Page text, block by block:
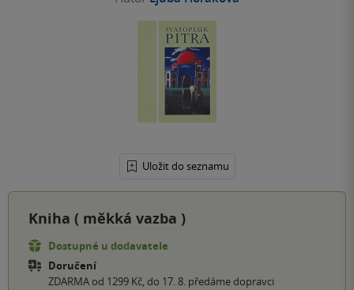
Uložit do seznamu
Kniha ( měkká vazba )
Dostupné u dodavatele
Doručení
ZDARMA od 1299 Kč, do 17. 8. předáme dopravci